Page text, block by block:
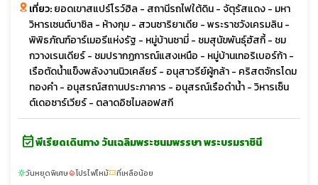
เที่ยว:ยอดเขาสแปร์โรว์ฮิล - สถานีรถไฟใต้ดิน - จัตุรัสแดง - มหา
วิหารเซนต์บาซิล - ห้างกุม - สวนซาริยาเดีย - พระราชวังเครมลิน -
พิพิธภัณฑ์อาร์เมอรีแห่งรัฐ - หมู่บ้านซามี่ - ชมสุนัขพันธุ์ฮัสกี้ - ชม
กวางเรนเดียร์ - ชมปรากฏการณ์แสงเหนือ - หมู่บ้านเทอริเบอร์ก้า -
เรือตัดน้ำแข็งพลังงานนิวเคลียร์ - อนุสาวรีย์ผู้กล้า - คริสตจักรโดม
ทองคำ - อนุสรณ์สถานประภาคาร - อนุสรณ์เรือดำน้ำ - วิหารเซ็น
ต์เดอซาร์เวียร์ - ตลาดอิซไมลอฟสกี
event_availableพีเรียดเดินทาง วันเฉลิมพระชนมพรรษา พระบรมราชินี
sunnyวันหยุดพิเศษlocal_fire_departmentโปรไฟไหม้confirmation_numberที่เหลือน้อย